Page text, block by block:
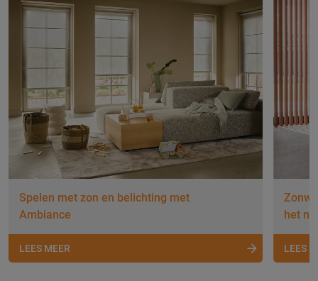
Spelen met zon en belichting met
Ambiance
LEES MEER
het
LEES